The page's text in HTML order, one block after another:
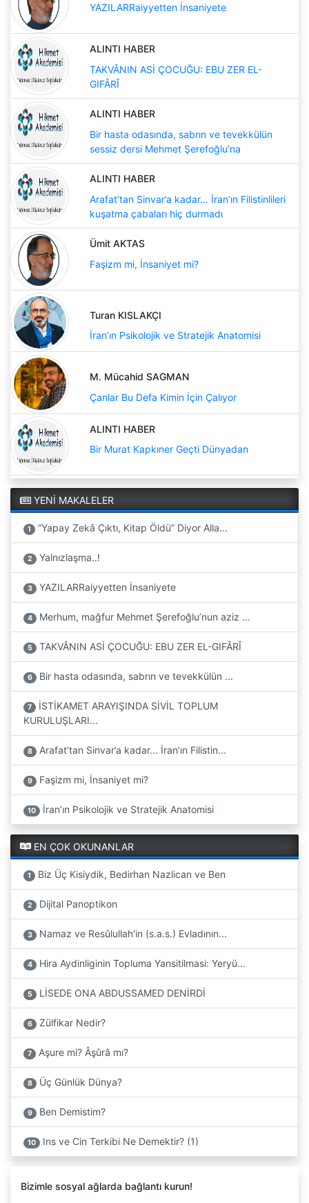
YAZILARRaiyyetten İnsaniyete
ALINTI HABER
TAKVÂNIN ASİ ÇOCUĞU: EBU ZER EL-
GIFÂRÎ
ALINTI HABER
Bir hasta odasında, sabrın ve tevekkülün
sessiz dersi Mehmet Şerefoğlu’na
ALINTI HABER
Arafat’tan Sinvar’a kadar... İran’ın Filistinlileri
kuşatma çabaları hiç durmadı
Ümit AKTAS
Faşizm mi, İnsaniyet mi?
Turan KISLAKÇI
İran’ın Psikolojik ve Stratejik Anatomisi
M. Mücahid SAGMAN
Çanlar Bu Defa Kimin İçin Çalıyor
ALINTI HABER
Bir Murat Kapkıner Geçti Dünyadan
YENİ MAKALELER
1 “Yapay Zekâ Çıktı, Kitap Öldü” Diyor Alla...
2 Yalnızlaşma..!
3 YAZILARRaiyyetten İnsaniyete
4 Merhum, mağfur Mehmet Şerefoğlu’nun aziz ...
5 TAKVÂNIN ASİ ÇOCUĞU: EBU ZER EL-GIFÂRÎ
6 Bir hasta odasında, sabrın ve tevekkülün ...
7
İSTİKAMET ARAYIŞINDA SİVİL TOPLUM
KURULUŞLARI...
8 Arafat’tan Sinvar’a kadar... İran’ın Filistin...
9 Faşizm mi, İnsaniyet mi?
10 İran’ın Psikolojik ve Stratejik Anatomisi
EN ÇOK OKUNANLAR
1 Biz Üç Kisiydik, Bedirhan Nazlican ve Ben
2 Dijital Panoptikon
3 Namaz ve Resûlullah'in (s.a.s.) Evladının...
4 Hira Aydinliginin Topluma Yansitilmasi: Yeryü...
5 LİSEDE ONA ABDUSSAMED DENİRDİ
6 Zülfikar Nedir?
7 Aşure mi? Âşûrâ mı?
8 Üç Günlük Dünya?
9 Ben Demistim?
10 Ins ve Cin Terkibi Ne Demektir? (1)
Bizimle sosyal ağlarda bağlantı kurun!